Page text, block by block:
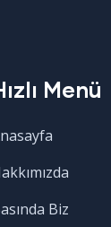
Menü
Biz